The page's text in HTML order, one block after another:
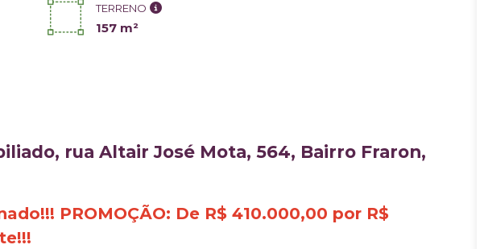
TERRENO
157 m²
rua Altair José Mota, 564, Bairro Fraron,
PROMOÇÃO: De R$ 410.000,00 por R$